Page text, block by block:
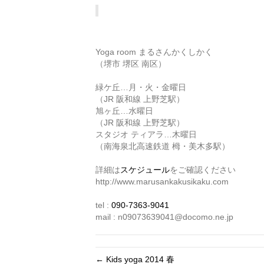
Yoga room まるさんかくしかく
（堺市 堺区 南区）
緑ケ丘…月・火・金曜日
（JR 阪和線 上野芝駅）
旭ヶ丘…水曜日
（JR 阪和線 上野芝駅）
スタジオ ティアラ…木曜日
（南海泉北高速鉄道 栂・美木多駅）
詳細はスケジュールをご確認ください
http://www.marusankakusikaku.com
tel : 090-7363-9041
mail : n09073639041@docomo.ne.jp
← Kids yoga 2014 春